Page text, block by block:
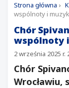
Strona główna ›
wspólnoty i
Chór
wspólnoty
2 września 2025 r.
Chór
Wrocławiu,